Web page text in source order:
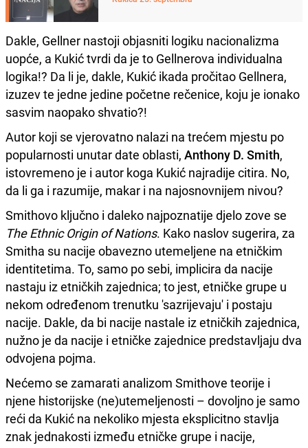
Dakle, Gellner nastoji objasniti logiku nacionalizma
uopće, a Kukić tvrdi da je to Gellnerova individualna
logika!? Da li je, dakle, Kukić ikada pročitao Gellnera,
izuzev te jedne jedine početne rečenice, koju je ionako
sasvim naopako shvatio?!
Autor koji se vjerovatno nalazi na trećem mjestu po
popularnosti unutar date oblasti, Anthony D. Smith,
istovremeno je i autor koga Kukić najradije citira. No,
da li ga i razumije, makar i na najosnovnijem nivou?
Smithovo ključno i daleko najpoznatije djelo zove se
The Ethnic Origin of Nations. Kako naslov sugerira, za
Smitha su nacije obavezno utemeljene na etničkim
identitetima. To, samo po sebi, implicira da nacije
nastaju iz etničkih zajednica; to jest, etničke grupe u
nekom određenom trenutku 'sazrijevaju' i postaju
nacije. Dakle, da bi nacije nastale iz etničkih zajednica,
nužno je da nacije i etničke zajednice predstavljaju dva
odvojena pojma.
Nećemo se zamarati analizom Smithove teorije i
njene historijske (ne)utemeljenosti – dovoljno je samo
reći da Kukić na nekoliko mjesta eksplicitno stavlja
znak jednakosti između etničke grupe i nacije,